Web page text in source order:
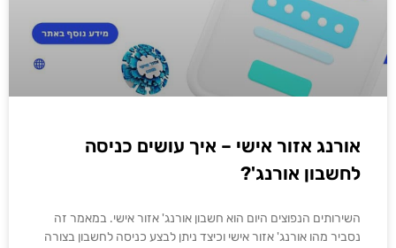
אורנג אזור אישי – איך עושים כניסה
לחשבון אורנג'?
השירותים הנפוצים היום הוא חשבון אורנג' אזור אישי. במאמר זה
נסביר מהו אורנג' אזור אישי וכיצד ניתן לבצע כניסה לחשבון בצורה